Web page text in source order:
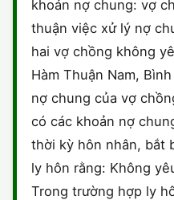
khoản nợ chung: vợ
thuận việc xử lý nợ
hai vợ chồng không
Hàm Thuận Nam,
nợ chung của vợ
có các khoản nợ
thời kỳ hôn nhân, bắt
ly hôn rằng: Không
Trong trường hợp ly